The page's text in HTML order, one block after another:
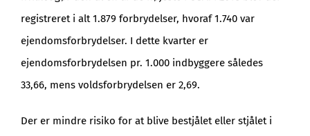
registreret i alt 1.879 forbrydelser, hvoraf 1.740 var
ejendomsforbrydelser. I dette kvarter er
ejendomsforbrydelsen pr. 1.000 indbyggere således
33,66, mens voldsforbrydelsen er 2,69.
Der er mindre risiko for at blive bestjålet eller stjålet i